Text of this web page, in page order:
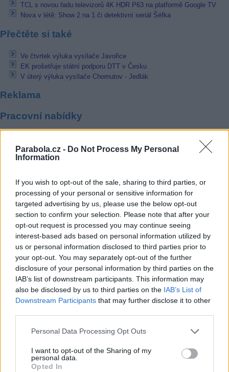
Parabola.cz - Do Not Process My Personal
Information
If you wish to opt-out of the sale, sharing to third parties, or
processing of your personal or sensitive information for
targeted advertising by us, please use the below opt-out
section to confirm your selection. Please note that after your
opt-out request is processed you may continue seeing
interest-based ads based on personal information utilized by
us or personal information disclosed to third parties prior to
your opt-out. You may separately opt-out of the further
disclosure of your personal information by third parties on the
IAB’s list of downstream participants. This information may
also be disclosed by us to third parties on the IAB’s List of
Downstream Participants that may further disclose it to other
Personal Data Processing Opt Outs
I want to opt-out of the Sharing of my
personal data.
Opted In
TCL s novou řadu televizorů 4K HDR P63 na platformě Google TV
Nova v létě: Show 2 na 1 či detektivní seriál Šéfka
Přečtěte si také
Ve čtvrtek výluka vysílače Javořice
EK prošetřuje státní podporu DTT v Česku
V úterý výluka vysílače Chomutov - Jedlák
Reklama
Pracovní nabídky
48.400 Kč • příspěvek na ubytování (Jihlava, okres Jihlava)
07.08.2026 - Bosch Powertrain s.r.o. Jihlava • obsluha CNC strojů •
07.08.2026 - Specialista pro elektronická zařízení údržby (m/ž) (tř.
Klementa 869, Mladá Boleslav II)
06.08.2026 -
Bosch Powertrain s.r.o. Jihlava • CNC operátor• mzda
Kč • náborový bonus 50.000 Kč • příspěvek na ubytování (Jihlava,
Jihlava)
06.08.2026 -Bosch Powertrain s.r.o. • montážní dělník • mzda 44.700
týdenní zálohy na mzdu 2.000 Kč (Jihlava, okres Jihlava)
... další nabídky zaměstnání
Vybrané články
Prima sport - co nabídne v prvním